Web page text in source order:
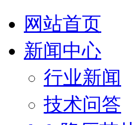
网站首页
新闻中心
行业新闻
技术问答